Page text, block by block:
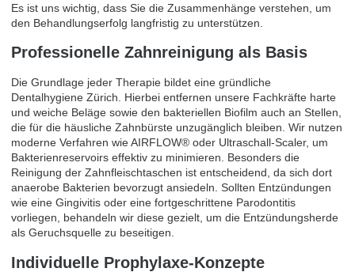
Es ist uns wichtig, dass Sie die Zusammenhänge verstehen, um
den Behandlungserfolg langfristig zu unterstützen.
Professionelle Zahnreinigung als Basis
Die Grundlage jeder Therapie bildet eine gründliche
Dentalhygiene Zürich. Hierbei entfernen unsere Fachkräfte harte
und weiche Beläge sowie den bakteriellen Biofilm auch an Stellen,
die für die häusliche Zahnbürste unzugänglich bleiben. Wir nutzen
moderne Verfahren wie AIRFLOW® oder Ultraschall-Scaler, um
Bakterienreservoirs effektiv zu minimieren. Besonders die
Reinigung der Zahnfleischtaschen ist entscheidend, da sich dort
anaerobe Bakterien bevorzugt ansiedeln. Sollten Entzündungen
wie eine Gingivitis oder eine fortgeschrittene Parodontitis
vorliegen, behandeln wir diese gezielt, um die Entzündungsherde
als Geruchsquelle zu beseitigen.
Individuelle Prophylaxe-Konzepte